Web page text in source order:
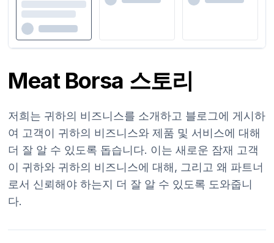
Meat Borsa 스토리
저희는 귀하의 비즈니스를 소개하고 블로그에 게시하
여 고객이 귀하의 비즈니스와 제품 및 서비스에 대해
더 잘 알 수 있도록 돕습니다. 이는 새로운 잠재 고객
이 귀하와 귀하의 비즈니스에 대해, 그리고 왜 파트너
로서 신뢰해야 하는지 더 잘 알 수 있도록 도와줍니
다.